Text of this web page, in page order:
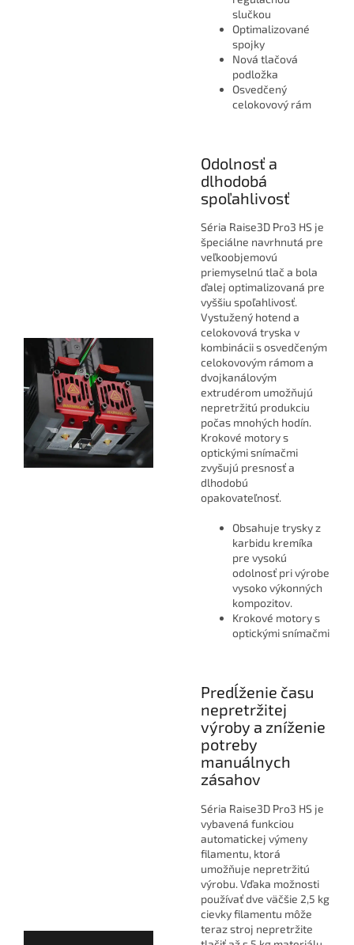
slučkou
Optimalizované
spojky
Nová tlačová
podložka
Osvedčený
celokovový rám
Odolnosť a
dlhodobá
spoľahlivosť
Séria Raise3D Pro3 HS je
špeciálne navrhnutá pre
veľkoobjemovú
priemyselnú tlač a bola
ďalej optimalizovaná pre
vyššiu spoľahlivosť.
Vystužený hotend a
celokovová tryska v
kombinácii s osvedčeným
celokovovým rámom a
dvojkanálovým
extrudérom umožňujú
nepretržitú produkciu
počas mnohých hodín.
Krokové motory s
optickými snímačmi
zvyšujú presnosť a
dlhodobú
opakovateľnosť.
Obsahuje trysky z
karbidu kremíka
pre vysokú
odolnosť pri výrobe
vysoko výkonných
kompozitov.
Krokové motory s
optickými snímačmi
Predĺženie času
nepretržitej
výroby a zníženie
potreby
manuálnych
zásahov
Séria Raise3D Pro3 HS je
vybavená funkciou
automatickej výmeny
filamentu, ktorá
umožňuje nepretržitú
výrobu. Vďaka možnosti
používať dve väčšie 2,5 kg
cievky filamentu môže
teraz stroj nepretržite